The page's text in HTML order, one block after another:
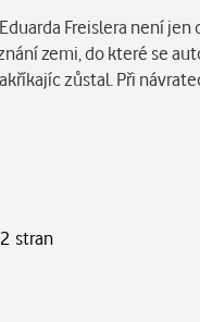
Freislera není jen
zemi, do které se
zůstal. Při
stran